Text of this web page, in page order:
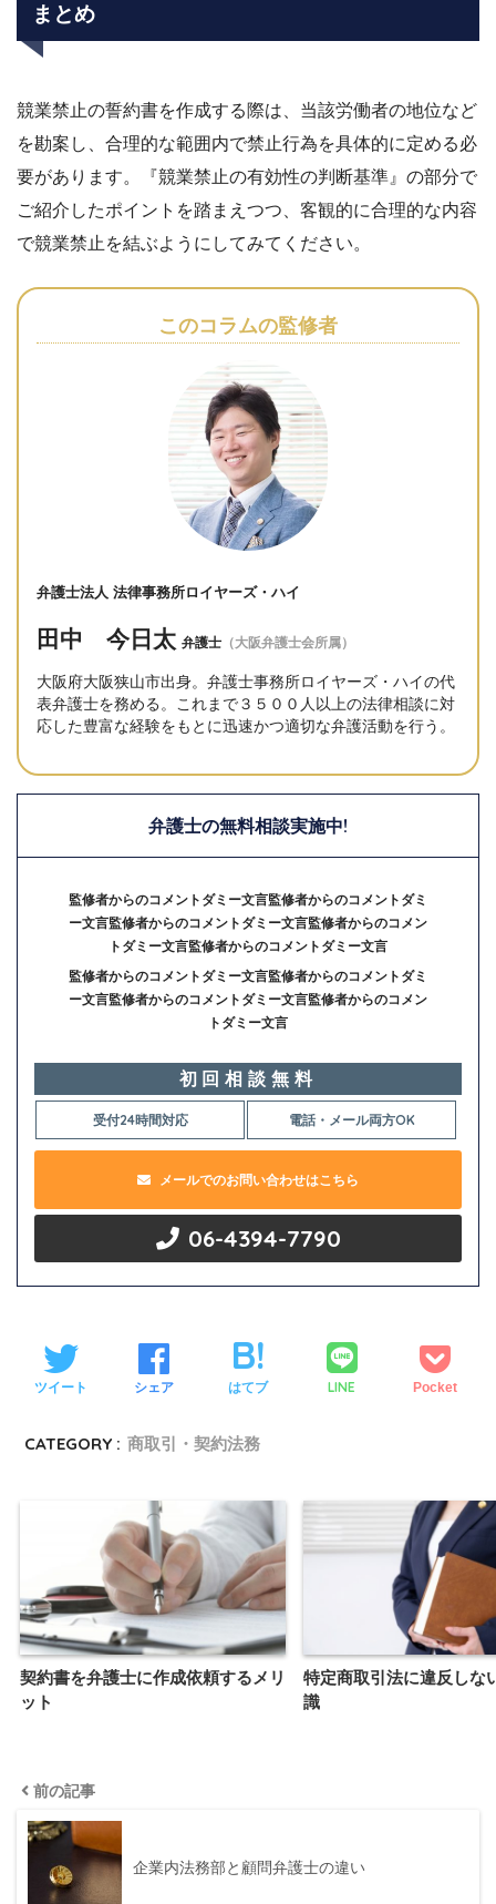
まとめ
競業禁止の誓約書を作成する際は、当該労働者の地位など
を勘案し、合理的な範囲内で禁止行為を具体的に定める必
要があります。『競業禁止の有効性の判断基準』の部分で
ご紹介したポイントを踏まえつつ、客観的に合理的な内容
で競業禁止を結ぶようにしてみてください。
このコラムの監修者
弁護士法人 法律事務所ロイヤーズ・ハイ
田中 今日太 弁護士 （大阪弁護士会所属）
大阪府大阪狭山市出身。弁護士事務所ロイヤーズ・ハイの代
表弁護士を務める。これまで３５００人以上の法律相談に対
応した豊富な経験をもとに迅速かつ適切な弁護活動を行う。
弁護士の無料相談実施中!
監修者からのコメントダミー文言監修者からのコメントダミ
ー文言監修者からのコメントダミー文言監修者からのコメン
トダミー文言監修者からのコメントダミー文言
監修者からのコメントダミー文言監修者からのコメントダミ
ー文言監修者からのコメントダミー文言監修者からのコメン
トダミー文言
初回相談無料
受付24時間対応 電話・メール両方OK
メールでのお問い合わせはこちら
06-4394-7790
ツイート シェア はてブ LINE Pocket
CATEGORY : 商取引・契約法務
契約書を弁護士に作成依頼するメリ
ット
特定商取引法に違反しな
識
前の記事
企業内法務部と顧問弁護士の違い